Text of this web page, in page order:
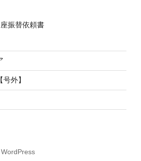
振替依頼書
外】